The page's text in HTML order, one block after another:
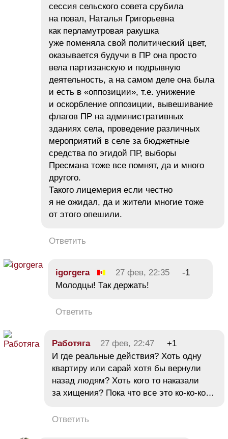
сессия сельского совета срубила
на повал, Наталья Григорьевна
как перламутровая ракушка
уже поменяла свой политический цвет,
оказывается будучи в ПР она просто
вела партизанскую и подрывную
деятельность, а на самом деле она была
и есть в «оппозиции», т.е. унижение
и оскорбление оппозиции, вывешивание
флагов ПР на административных
зданиях села, проведение различных
мероприятий в селе за бюджетные
средства по эгидой ПР, выборы
Пресмана тоже все помнят, да и много
другого.
Такого лицемерия если честно
я не ожидал, да и жители многие тоже
от этого опешили.
Ответить
igorgera 27 фев, 22:35
-1
Молодцы! Так держать!
Ответить
Работяга 27 фев, 22:47
+1
И где реальные действия? Хоть одну
квартиру или сарай хотя бы вернули
назад людям? Хоть кого то наказали
за хищения? Пока что все это ко-ко-ко…
Ответить